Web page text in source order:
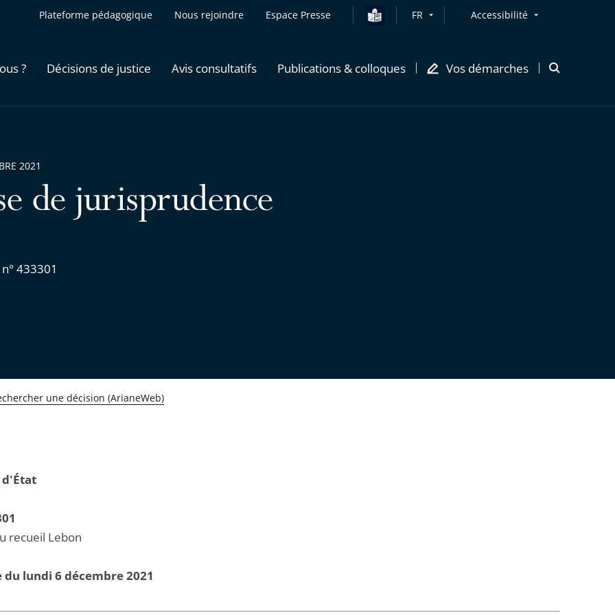
Plateforme pédagogique Nous rejoindre Espace Presse FR Accessibilité
? Décisions de justice Avis consultatifs Publications & colloques Vos démarches
Ouvrir
de jurisprudence
433301
2021
une décision (ArianeWeb)
d'État
recueil Lebon
du lundi 6 décembre 2021